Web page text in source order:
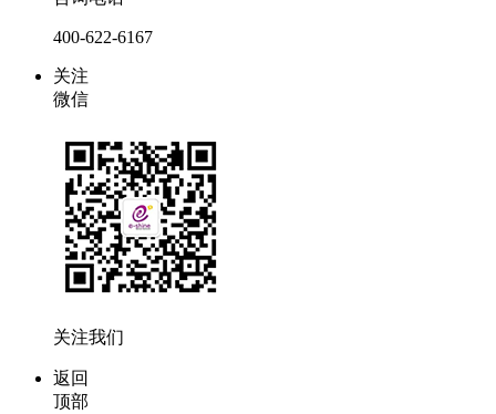
400-622-6167
关注
微信
关注我们
返回
顶部